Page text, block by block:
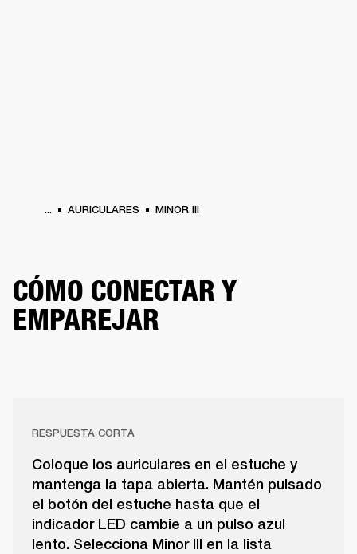
... AURICULARES MINOR III
CÓMO CONECTAR Y
EMPAREJAR
RESPUESTA CORTA
Coloque los auriculares en el estuche y
mantenga la tapa abierta. Mantén pulsado
el botón del estuche hasta que el
indicador LED cambie a un pulso azul
lento. Selecciona Minor III en la lista